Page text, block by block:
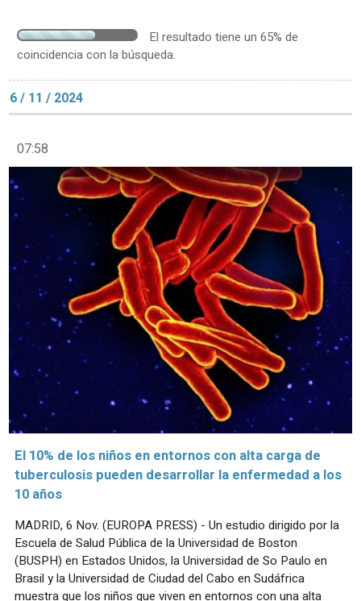
El resultado tiene un 65% de
coincidencia con la búsqueda.
6 / 11 / 2024
07:58
El 10% de los niños en entornos con alta carga de
tuberculosis pueden desarrollar la enfermedad a los
10 años
MADRID, 6 Nov. (EUROPA PRESS) - Un estudio dirigido por la
Escuela de Salud Pública de la Universidad de Boston
(BUSPH) en Estados Unidos, la Universidad de So Paulo en
Brasil y la Universidad de Ciudad del Cabo en Sudáfrica
muestra que los niños que viven en entornos con una alta